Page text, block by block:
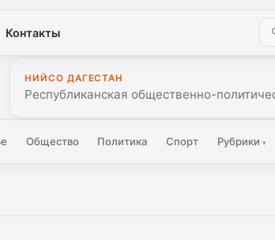
Контакты
НИЙСО ДАГЕСТАН
Республиканская общественно-
Общество Политика Спорт Рубрики ▾